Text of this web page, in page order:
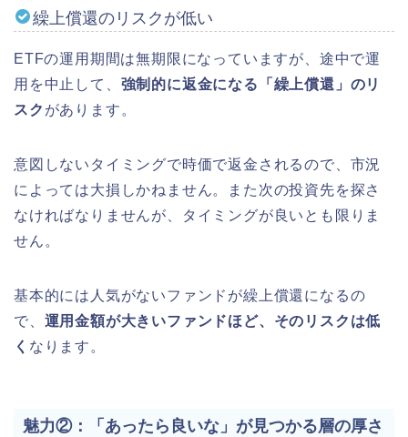
繰上償還のリスクが低い
ETFの運用期間は無期限になっていますが、途中で運
用を中止して、 強制的に返金になる「繰上償還」のリ
スク があります。
意図しないタイミングで時価で返金されるので、市況
によっては大損しかねません。また次の投資先を探さ
なければなりませんが、タイミングが良いとも限りま
せん。
基本的には人気がないファンドが繰上償還になるの
で、 運用金額が大きいファンドほど、そのリスクは低
く なります。
魅力②：「あったら良いな」が見つかる層の厚さ